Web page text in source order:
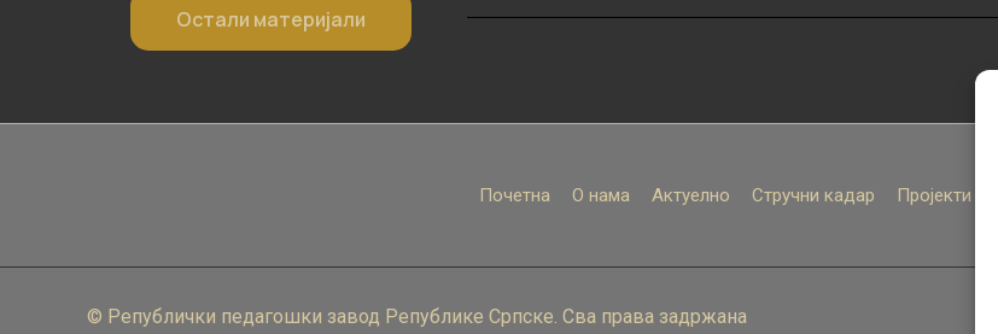
Остали материјали
Почетна О нама Актуелно Стручни кадар Пројекти
© Републички педагошки завод Републике Српске. Сва права задржана